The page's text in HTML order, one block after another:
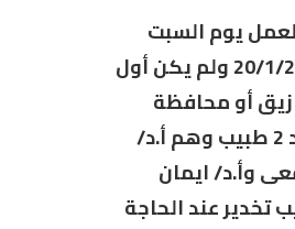
يوم السبت
الموافق 20/1/2007 ولم يكن أول
أو محافظة
الشرقية، بعدد 2 طبيب وهم أ.د/
وأ.د/ ايمان
عند الحاجة